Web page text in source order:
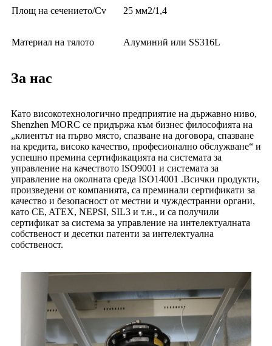
Площ на сечението/Cv 25 мм2/1,4
Материал на тялото Алуминий или SS316L
За нас
Като високотехнологично предприятие на държавно ниво,
Shenzhen MORC се придържа към бизнес философията на
„клиентът на първо място, спазване на договора, спазване
на кредита, високо качество, професионално обслужване“ и
успешно премина сертификацията на системата за
управление на качеството ISO9001 и системата за
управление на околната среда ISO14001 .Всички продукти,
произведени от компанията, са преминали сертификати за
качество и безопасност от местни и чуждестранни органи,
като CE, ATEX, NEPSI, SIL3 и т.н., и са получили
сертификат за система за управление на интелектуалната
собственост и десетки патенти за интелектуална
собственост.